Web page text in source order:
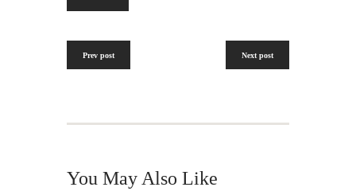
Prev post Next post
You May Also Like